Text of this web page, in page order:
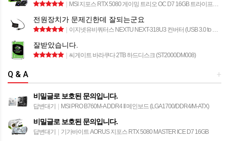
MSI 지포스 RTX 5080 게이밍 트리오 OC D7 16GB 트라이프로져4
전원장치가 문제긴한데 잘되는군요
이지넷유비쿼터스 NEXTU NEXT-318U3 컨버터 (USB 3.0 to SATA)
잘받았습니다.
씨게이트 바라쿠다 2TB 하드디스크 (ST2000DM008)
+
Q & A
비밀글로 보호된 문의입니다.
답변대기 MSI PRO B760M-A DDR4 II 메인보드 (LGA1700/DDR4/M-ATX)
비밀글로 보호된 문의입니다.
답변대기 기가바이트 AORUS 지포스 RTX 5080 MASTER ICE D7 16GB